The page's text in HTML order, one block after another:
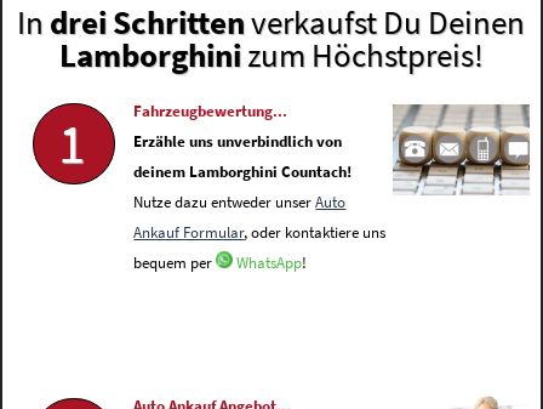
In drei Schrittenverkaufst Du Deinen
Lamborghinizum Höchstpreis!
1
Fahrzeugbewertung...
Erzähle uns unverbindlich von
deinem Lamborghini Countach!
Nutze dazu entweder unserAuto
Ankauf Formular, oder kontaktiere uns
bequem per
WhatsApp!